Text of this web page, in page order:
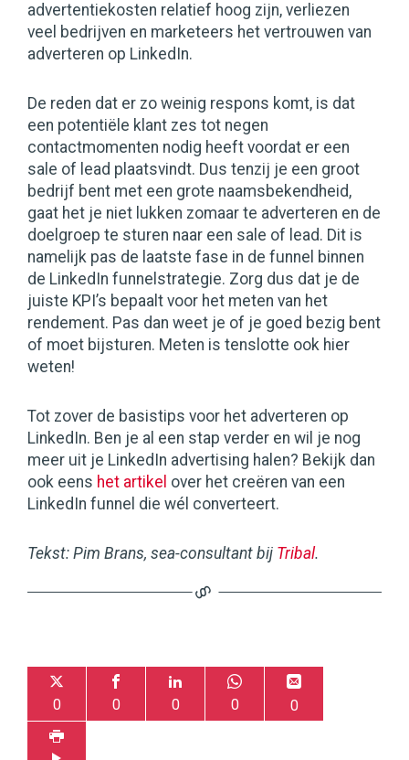
advertentiekosten relatief hoog zijn, verliezen
veel bedrijven en marketeers het vertrouwen van
adverteren op LinkedIn.
De reden dat er zo weinig respons komt, is dat
een potentiële klant zes tot negen
contactmomenten nodig heeft voordat er een
sale of lead plaatsvindt. Dus tenzij je een groot
bedrijf bent met een grote naamsbekendheid,
gaat het je niet lukken zomaar te adverteren en de
doelgroep te sturen naar een sale of lead. Dit is
namelijk pas de laatste fase in de funnel binnen
de LinkedIn funnelstrategie. Zorg dus dat je de
juiste KPI’s bepaalt voor het meten van het
rendement. Pas dan weet je of je goed bezig bent
of moet bijsturen. Meten is tenslotte ook hier
weten!
Tot zover de basistips voor het adverteren op
LinkedIn. Ben je al een stap verder en wil je nog
meer uit je LinkedIn advertising halen? Bekijk dan
ook eens het artikel over het creëren van een
LinkedIn funnel die wél converteert.
Tekst: Pim Brans, sea-consultant bij Tribal.
0 0 0 0 0